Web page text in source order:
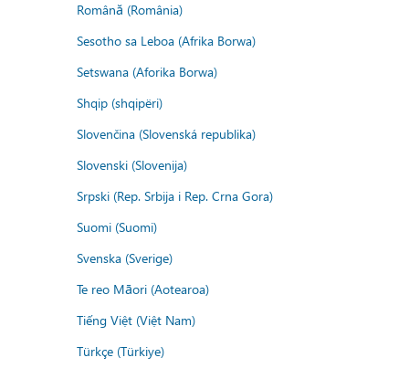
Română (România)
Sesotho sa Leboa (Afrika Borwa)
Setswana (Aforika Borwa)
Shqip (shqipëri)
Slovenčina (Slovenská republika)
Slovenski (Slovenija)
Srpski (Rep. Srbija i Rep. Crna Gora)
Suomi (Suomi)
Svenska (Sverige)
Te reo Māori (Aotearoa)
Tiếng Việt (Việt Nam)
Türkçe (Türkiye)